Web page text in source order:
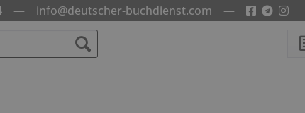
— info@deutscher-buchdienst.com —